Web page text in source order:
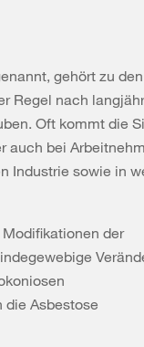
gehört zu den
Regel nach
Oft kommt die
auch bei
Industrie sowie in
der
die Asbestose